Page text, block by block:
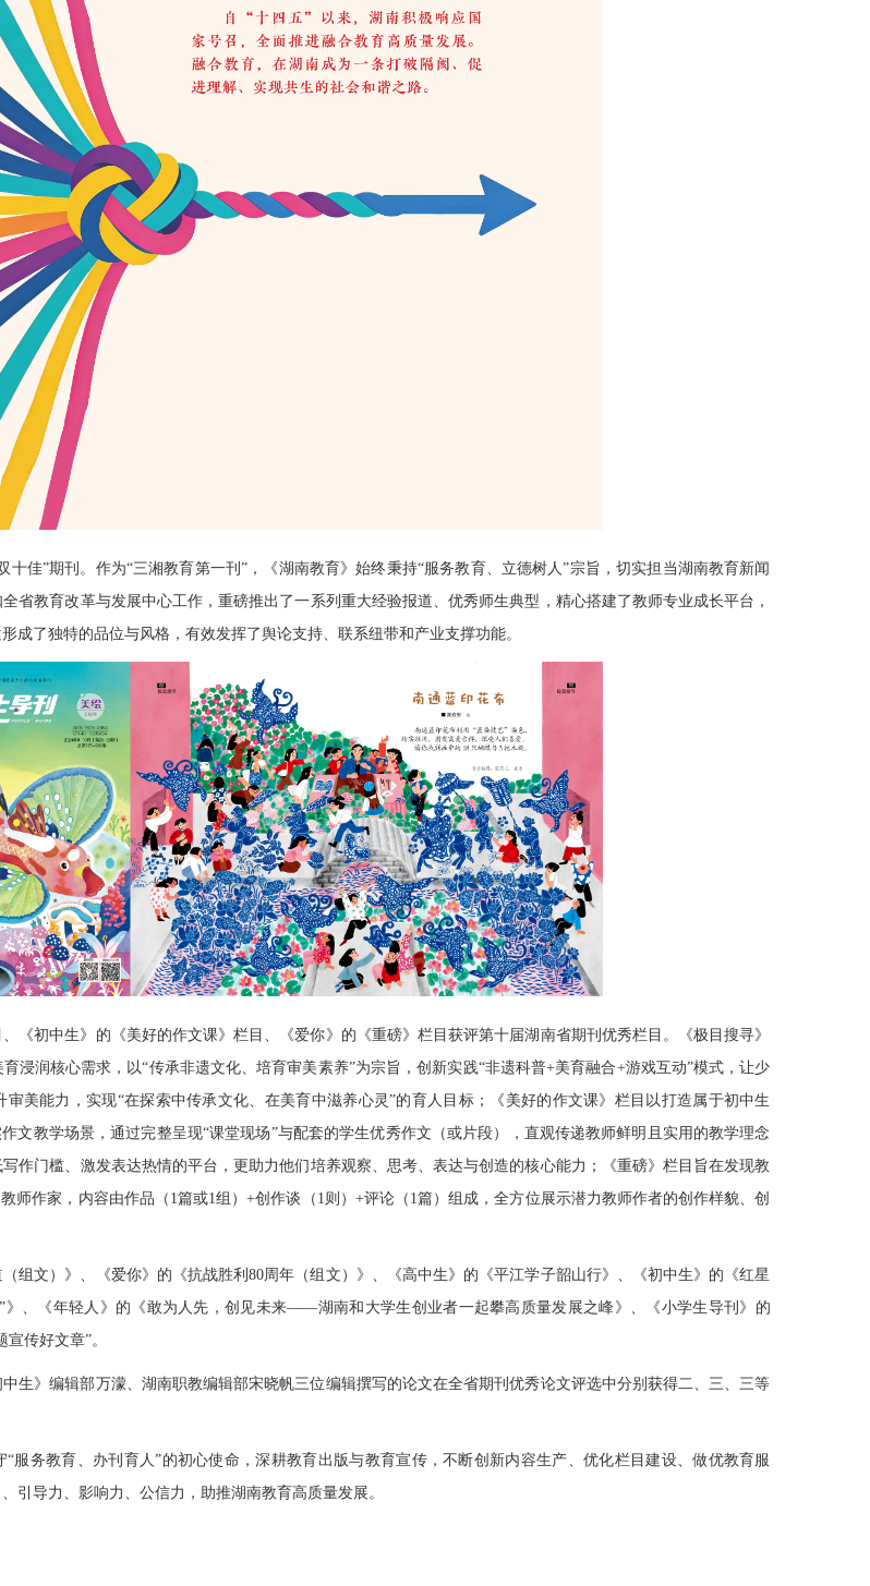
十佳”期刊。作为“三湘教育第一刊”，《湖南教育》始终秉持“服务教育、立德树人”宗旨，切实担当湖南教育新闻
省教育改革与发展中心工作，重磅推出了一系列重大经验报道、优秀师生典型，精心搭建了教师专业成长平台，
成了独特的品位与风格，有效发挥了舆论支持、联系纽带和产业支撑功能。
《初中生》的《美好的作文课》栏目、《爱你》的《重磅》栏目获评第十届湖南省期刊优秀栏目。《极目搜寻》
浸润核心需求，以“传承非遗文化、培育审美素养”为宗旨，创新实践“非遗科普+美育融合+游戏互动”模式，让少
审美能力，实现“在探索中传承文化、在美育中滋养心灵”的育人目标；《美好的作文课》栏目以打造属于初中生
文教学场景，通过完整呈现“课堂现场”与配套的学生优秀作文（或片段），直观传递教师鲜明且实用的教学理念
作门槛、激发表达热情的平台，更助力他们培养观察、思考、表达与创造的核心能力；《重磅》栏目旨在发现教
师作家，内容由作品（1篇或1组）+创作谈（1则）+评论（1篇）组成，全方位展示潜力教师作者的创作样貌、创
组文）》、《爱你》的《抗战胜利80周年（组文）》 、 《高中生》的《平江学子韶山行》 、
《初中生》的《红星
、 《年轻人》的《敢为人先，创见未来——湖南和大学生创业者一起攀高质量发展之峰》 、
《小学生导刊》的
传好文章”。
生》编辑部万濛、湖南职教编辑部宋晓帆三位编辑撰写的论文在全省期刊优秀论文评选中分别获得二、三、三等
服务教育、办刊育人”的初心使命，深耕教育出版与教育宣传，不断创新内容生产、优化栏目建设、做优教育服
引导力、影响力、公信力，助推湖南教育高质量发展。